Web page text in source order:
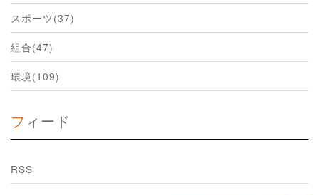
スポーツ(37)
組合(47)
環境(109)
フィード
RSS